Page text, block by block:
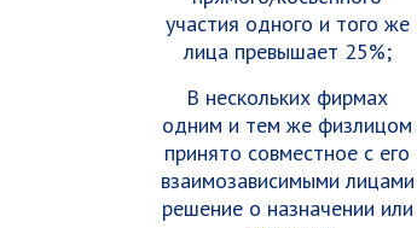
участия одного и того же
лица превышает 25%;
В нескольких фирмах
одним и тем же физлицом
принято совместное с его
взаимозависимыми лицами
решение о назначении или